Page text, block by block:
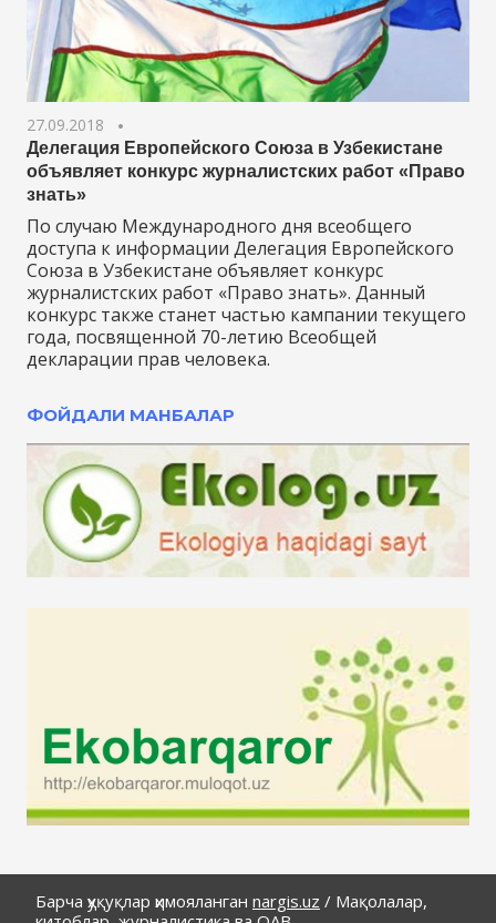
27.09.2018
Делегация Европейского Союза в Узбекистане
объявляет конкурс журналистских работ «Право
знать»
По случаю Международного дня всеобщего
доступа к информации Делегация Европейского
Союза в Узбекистане объявляет конкурс
журналистских работ «Право знать». Данный
конкурс также станет частью кампании текущего
года, посвященной 70-летию Всеобщей
декларации прав человека.
ФОЙДАЛИ МАНБАЛАР
Барча ҳуқуқлар ҳимояланган nargis.uz / Мақолалар,